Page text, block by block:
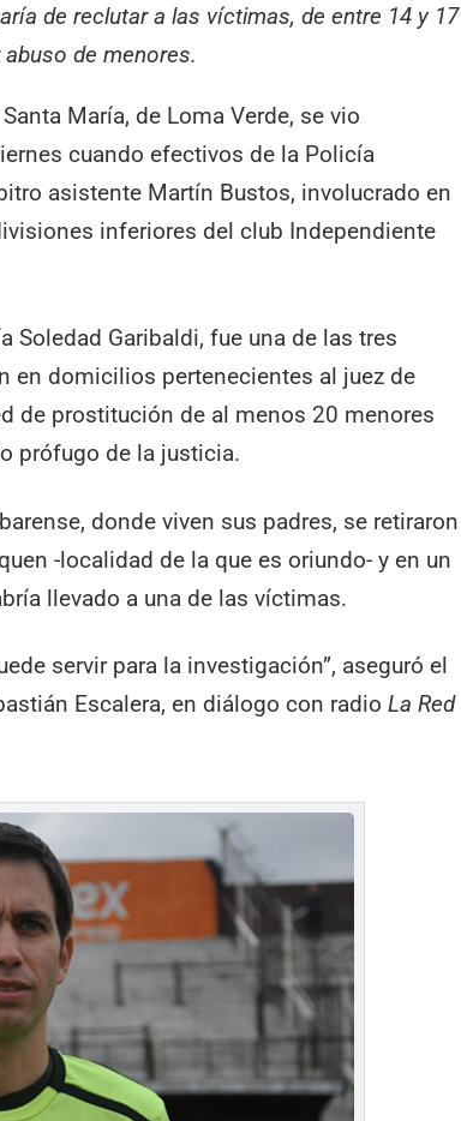
de reclutar a las víctimas, de entre 14 y 17
de menores.
María, de Loma Verde, se vio
cuando efectivos de la Policía
asistente Martín Bustos, involucrado en
inferiores del club Independiente
Soledad Garibaldi, fue una de las tres
en domicilios pertenecientes al juez de
de prostitución de al menos 20 menores
prófugo de la justicia.
donde viven sus padres, se retiraron
-localidad de la que es oriundo- y en un
llevado a una de las víctimas.
servir para la investigación”, aseguró el
Escalera, en diálogo con radioLa Red